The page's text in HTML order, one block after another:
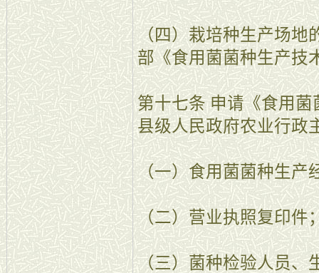
（四）栽培种生产场地
部《食用菌菌种生产技
第十七条 申请《食用
县级人民政府农业行政
（一）食用菌菌种生产
（二）营业执照复印件
（三）菌种检验人员、